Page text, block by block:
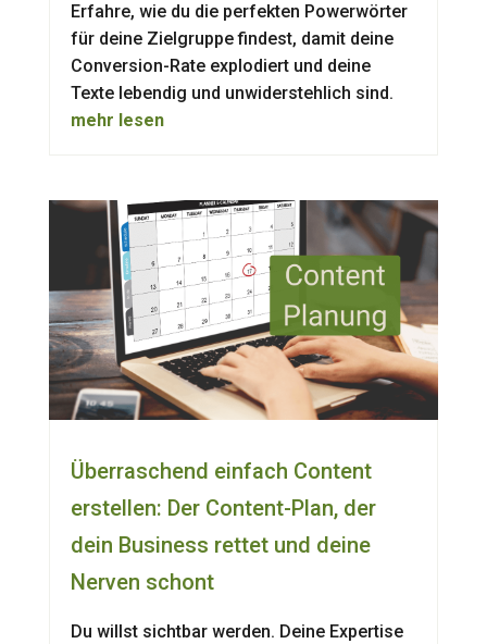
Erfahre, wie du die perfekten Powerwörter
für deine Zielgruppe findest, damit deine
Conversion-Rate explodiert und deine
Texte lebendig und unwiderstehlich sind.
mehr lesen
Überraschend einfach Content
erstellen: Der Content-Plan, der
dein Business rettet und deine
Nerven schont
Du willst sichtbar werden. Deine Expertise